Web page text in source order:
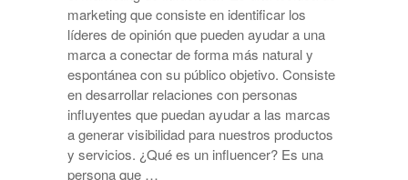
marketing que consiste en identificar los
líderes de opinión que pueden ayudar a una
marca a conectar de forma más natural y
espontánea con su público objetivo. Consiste
en desarrollar relaciones con personas
influyentes que puedan ayudar a las marcas
a generar visibilidad para nuestros productos
y servicios. ¿Qué es un influencer? Es una
persona que …